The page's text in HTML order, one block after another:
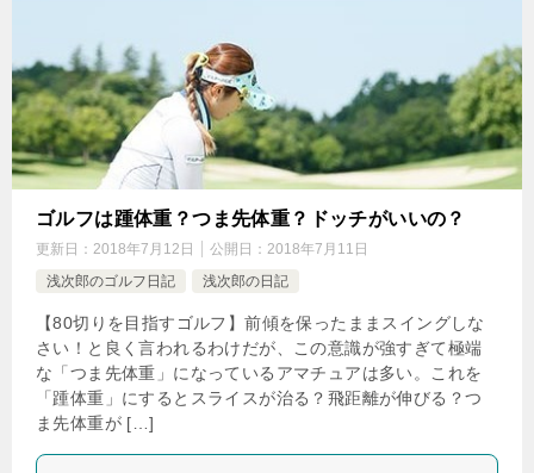
ゴルフは踵体重？つま先体重？ドッチがいいの？
更新日： 2018年7月12日 公開日： 2018年7月11日
浅次郎のゴルフ日記
浅次郎の日記
【80切りを目指すゴルフ】前傾を保ったままスイングしな
さい！と良く言われるわけだが、この意識が強すぎて極端
な「つま先体重」になっているアマチュアは多い。これを
「踵体重」にするとスライスが治る？飛距離が伸びる？つ
ま先体重が […]